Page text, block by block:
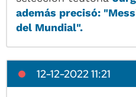
además precisó:
del Mundial".
12-12-2022 11:21